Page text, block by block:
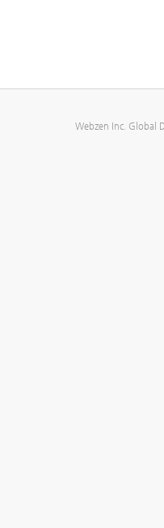
Webzen Inc. Global